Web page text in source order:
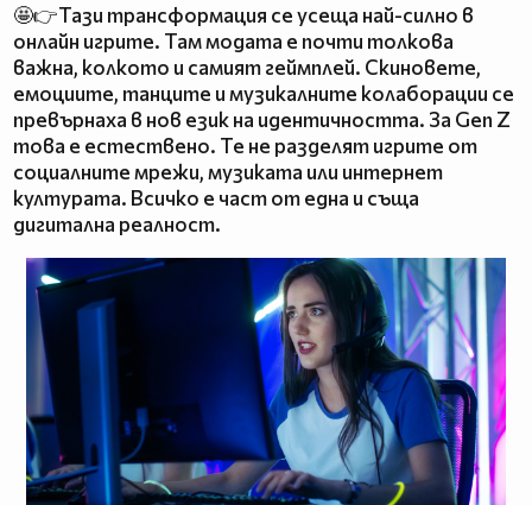
🤩👉Тази трансформация се усеща най-силно в
онлайн игрите. Там модата е почти толкова
важна, колкото и самият геймплей. Скиновете,
емоциите, танците и музикалните колаборации се
превърнаха в нов език на идентичността. За Gen Z
това е естествено. Те не разделят игрите от
социалните мрежи, музиката или интернет
културата. Всичко е част от една и съща
дигитална реалност.